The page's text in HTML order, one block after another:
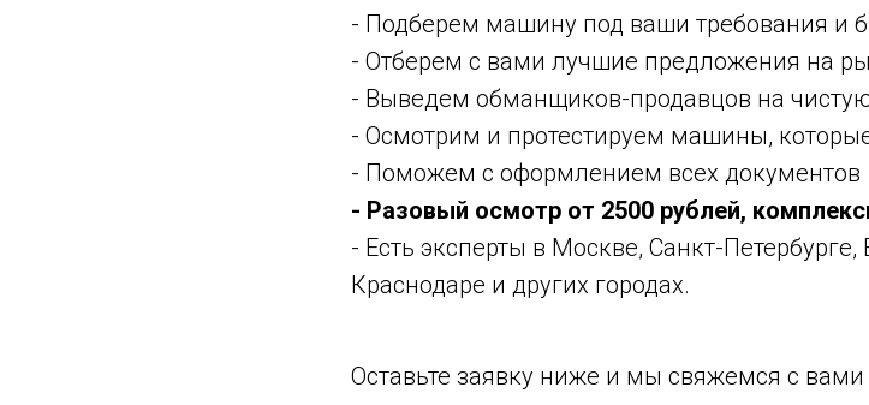
- Подберем машину под ваши требования и
- Отберем с вами лучшие предложения на
- Выведем обманщиков-продавцов на
- Осмотрим и протестируем машины,
- Поможем с оформлением всех документов
- Разовый осмотр от 2500 рублей,
- Есть эксперты в Москве, Санкт-Петербурге,
Краснодаре и других городах.
Оставьте заявку ниже и мы свяжемся с